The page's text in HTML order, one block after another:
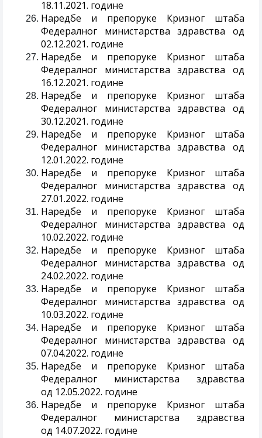
18.11.2021. године
Наредбе и препоруке Кризног штаба
Федералног министарства здравства од
02.12.2021. године
Наредбе и препоруке Кризног штаба
Федералног министарства здравства од
16.12.2021. године
Наредбе и препоруке Кризног штаба
Федералног министарства здравства од
30.12.2021. године
Наредбе и препоруке Кризног штаба
Федералног министарства здравства од
12.01.2022. године
Наредбе и препоруке Кризног штаба
Федералног министарства здравства од
27.01.2022. године
Наредбе и препоруке Кризног штаба
Федералног министарства здравства од
10.02.2022. године
Наредбе и препоруке Кризног штаба
Федералног министарства здравства од
24.02.2022. године
Наредбе и препоруке Кризног штаба
Федералног министарства здравства од
10.03.2022. године
Наредбе и препоруке Кризног штаба
Федералног министарства здравства од
07.04.2022. године
Наредбе и препоруке Кризног штаба
Федералног министарства здравства
од 12.05.2022. године
Наредбе и препоруке Кризног штаба
Федералног министарства здравства
од 14.07.2022. године